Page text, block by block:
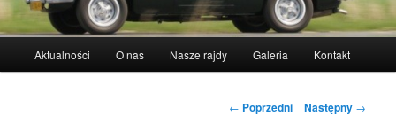
Aktualności O nas Nasze rajdy Galeria Kontakt
Nawigacja
← Poprzedni Następny →